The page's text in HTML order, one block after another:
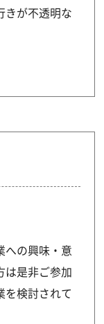
きが不透明な
への興味・意
は是非ご参加
検討されて